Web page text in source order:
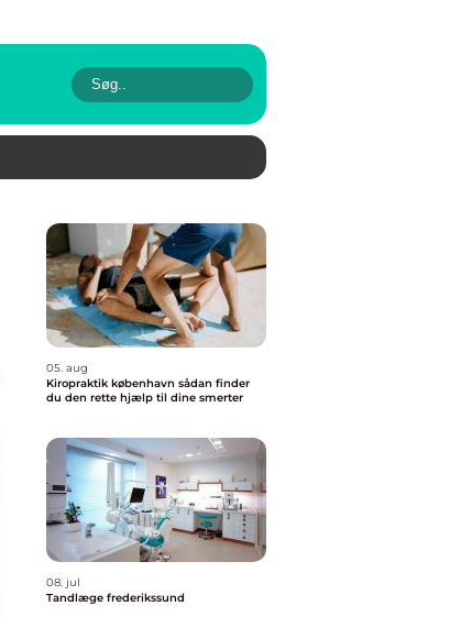
05. aug
Kiropraktik københavn sådan finder
du den rette hjælp til dine smerter
08. jul
Tandlæge frederikssund